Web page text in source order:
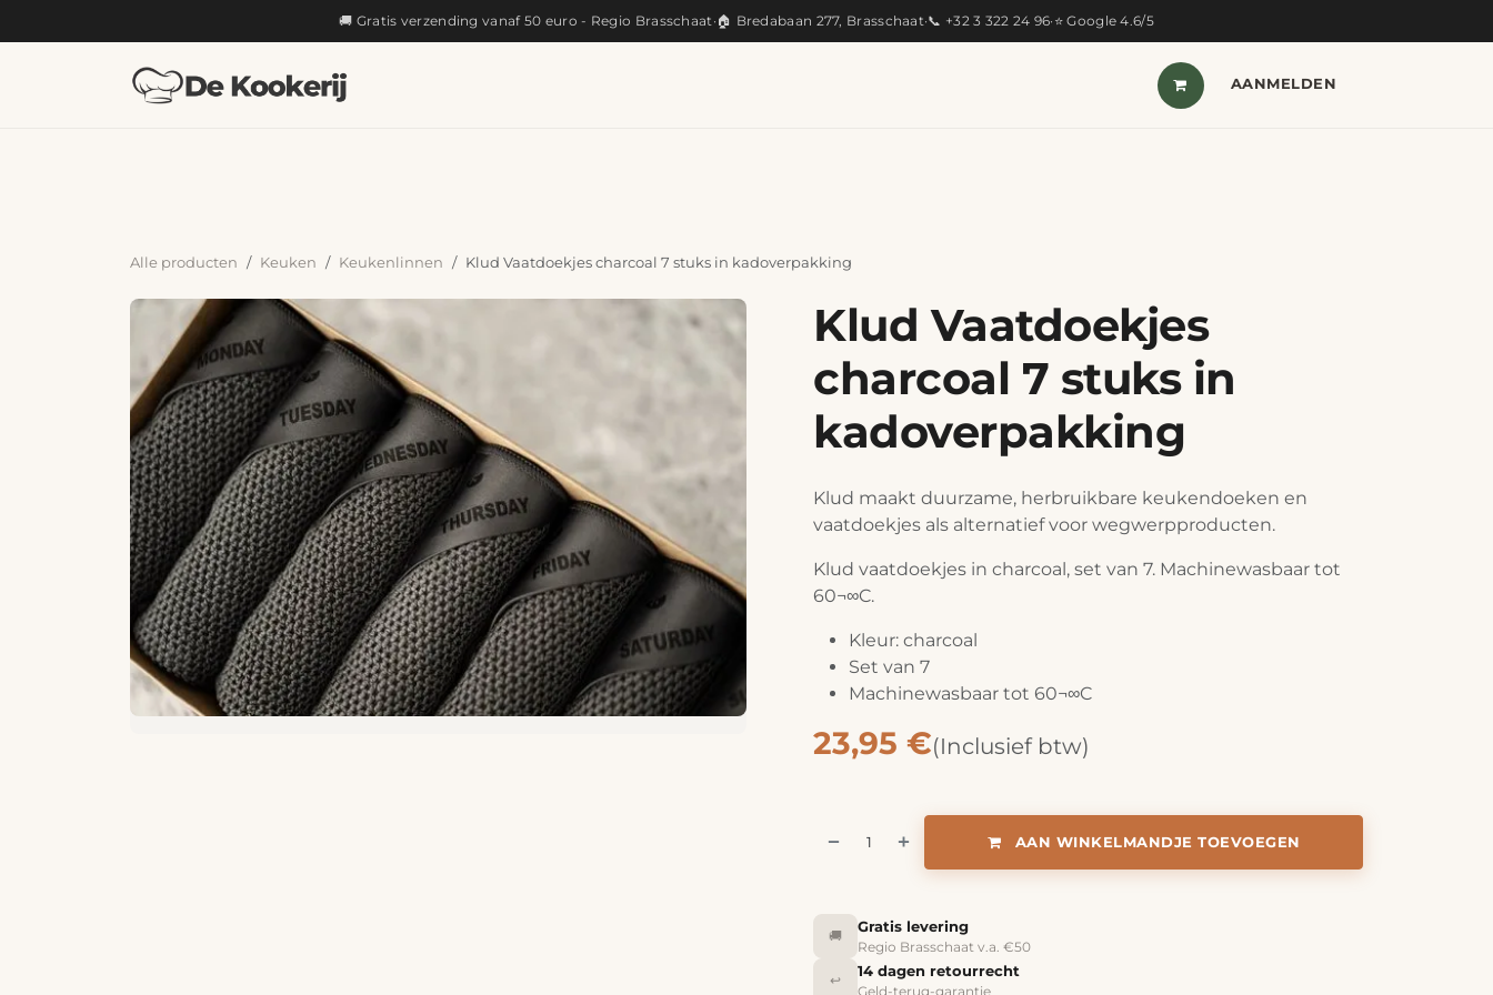
🚚 Gratis verzending vanaf 50 euro - Regio Brasschaat· 🏠 Bredabaan 277, Brasschaat·📞 +32 3 322 24 96· ⭐ Google 4.6/5
SHOP CONTACT
AANMELDEN
Alle producten Keuken Keukenlinnen Klud Vaatdoekjes charcoal 7 stuks in kadoverpakking
Klud Vaatdoekjes
charcoal 7 stuks in
kadoverpakking
Klud maakt duurzame, herbruikbare keukendoeken en
vaatdoekjes als alternatief voor wegwerpproducten.
Klud vaatdoekjes in charcoal, set van 7. Machinewasbaar tot
60¬∞C.
Kleur: charcoal
Set van 7
Machinewasbaar tot 60¬∞C
23,95 €(Inclusief btw)
AAN WINKELMANDJE TOEVOEGEN
🚚
Gratis levering
Regio Brasschaat v.a. €50
↩️
14 dagen retourrecht
Geld-terug-garantie